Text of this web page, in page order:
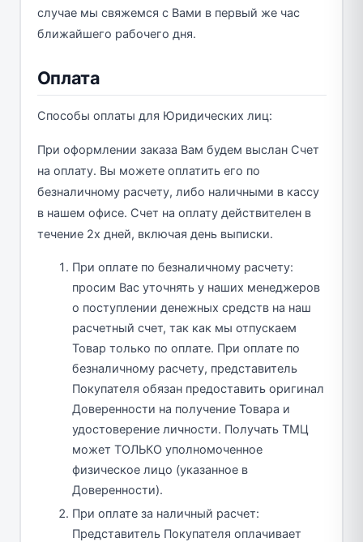
случае мы свяжемся с Вами в первый же час
ближайшего рабочего дня.
Оплата
Способы оплаты для Юридических лиц:
При оформлении заказа Вам будем выслан Счет
на оплату. Вы можете оплатить его по
безналичному расчету, либо наличными в кассу
в нашем офисе. Счет на оплату действителен в
течение 2х дней, включая день выписки.
При оплате по безналичному расчету:
просим Вас уточнять у наших менеджеров
о поступлении денежных средств на наш
расчетный счет, так как мы отпускаем
Товар только по оплате. При оплате по
безналичному расчету, представитель
Покупателя обязан предоставить оригинал
Доверенности на получение Товара и
удостоверение личности. Получать ТМЦ
может ТОЛЬКО уполномоченное
физическое лицо (указанное в
Доверенности).
При оплате за наличный расчет:
Представитель Покупателя оплачивает